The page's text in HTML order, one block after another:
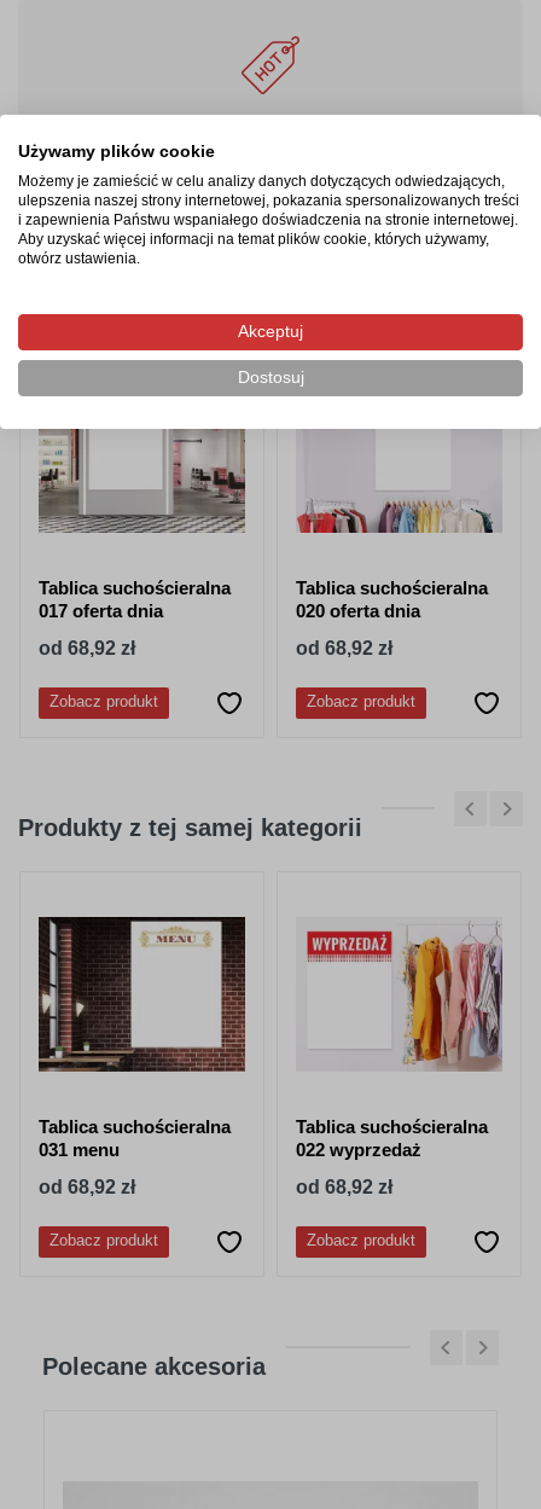
24 - miesięczna gwarancja, możliwość zwrotu produktu
Tablica suchościeralna
017 oferta dnia
od 68,92 zł
Zobacz produkt
Tablica suchościeralna
020 oferta dnia
od 68,92 zł
Zobacz produkt
Produkty z tej samej kategorii
Tablica suchościeralna
031 menu
od 68,92 zł
Zobacz produkt
Tablica suchościeralna
022 wyprzedaż
od 68,92 zł
Zobacz produkt
Polecane akcesoria
Używamy plików cookie
Możemy je zamieścić w celu analizy danych dotyczących odwiedzających,
ulepszenia naszej strony internetowej, pokazania spersonalizowanych treści
i zapewnienia Państwu wspaniałego doświadczenia na stronie internetowej.
Aby uzyskać więcej informacji na temat plików cookie, których używamy,
otwórz ustawienia.
Akceptuj
Dostosuj